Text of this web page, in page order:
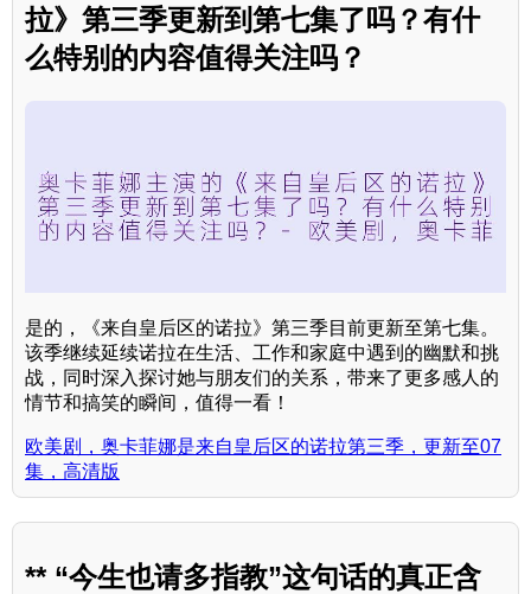
拉》第三季更新到第七集了吗？有什
么特别的内容值得关注吗？
是的，《来自皇后区的诺拉》第三季目前更新至第七集。
该季继续延续诺拉在生活、工作和家庭中遇到的幽默和挑
战，同时深入探讨她与朋友们的关系，带来了更多感人的
情节和搞笑的瞬间，值得一看！
欧美剧，奥卡菲娜是来自皇后区的诺拉第三季，更新至07
集，高清版
** “今生也请多指教”这句话的真正含